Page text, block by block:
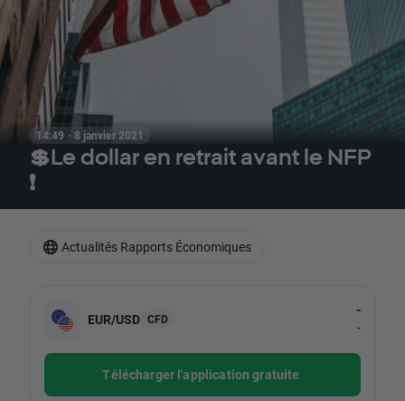
14:49 · 8 janvier 2021
💲Le dollar en retrait avant le NFP
❗
EUR/USD CFD
-
-
Télécharger l'application gratuite
Actualités Rapports Économiques